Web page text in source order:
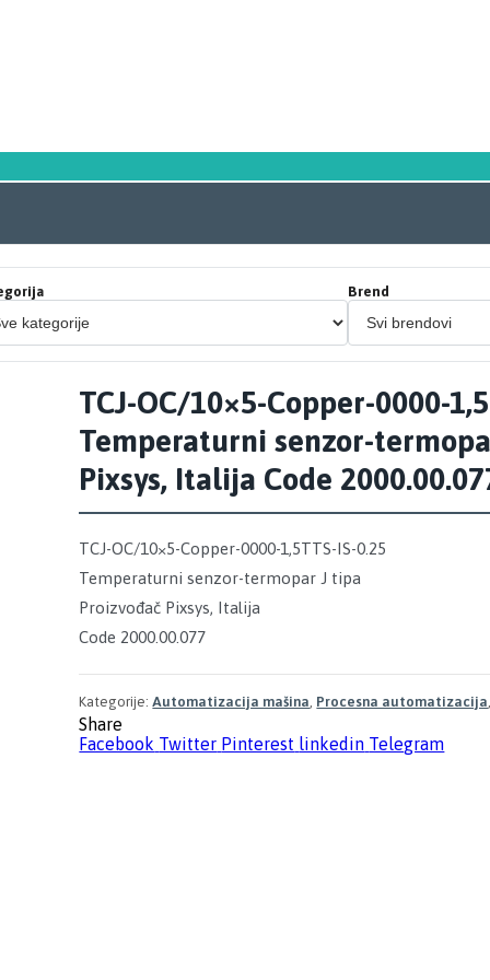
Brend
TCJ-OC/10×5-Copper-0000-
Temperaturni senzor-
Pixsys, Italija Code
TCJ-OC/10×5-Copper-0000-1,5TTS-IS-0.25
Temperaturni senzor-termopar J tipa
Proizvođač Pixsys, Italija
Code 2000.00.077
Kategorije:Automatizacija mašina, Procesna automatizacija
Share
Facebook Twitter Pinterest linkedin Telegram